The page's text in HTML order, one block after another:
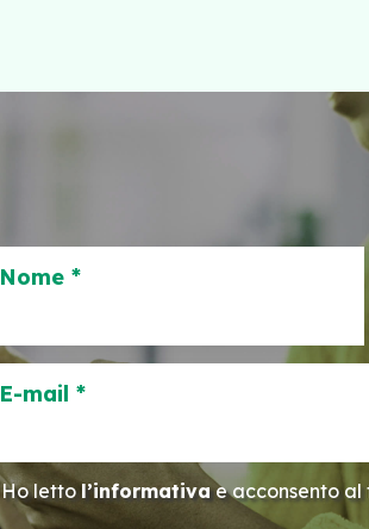
Nome *
E-mail *
Ho letto l’informativae acconsento al